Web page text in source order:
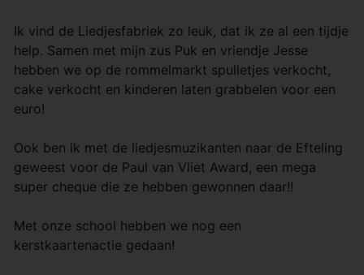
Ik vind de Liedjesfabriek zo leuk, dat ik ze al een tijdje
help. Samen met mijn zus Puk en vriendje Jesse
hebben we op de rommelmarkt spulletjes verkocht,
cake verkocht en kinderen laten grabbelen voor een
euro!
Ook ben ik met de liedjesmuzikanten naar de Efteling
geweest voor de Paul van Vliet Award, een mega
super cheque die ze hebben gewonnen daar!!
Met onze school hebben we nog een
kerstkaartenactie gedaan!